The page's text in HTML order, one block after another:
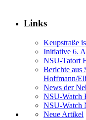
Links
Keupstraße
Initiative 6.
NSU-Tatort
Berichte aus
Hoffmann/
News der
NSU-Watch
NSU-Watch
Neue Artikel